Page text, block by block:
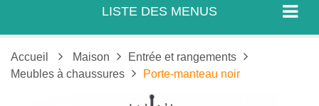
LISTE DES MENUS
Accueil Maison
Entrée et rangements
Meubles à chaussures
Porte-manteau noir